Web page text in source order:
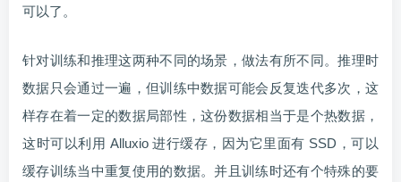
可以了。
针对训练和推理这两种不同的场景，做法有所不同。推理时
数据只会通过一遍，但训练中数据可能会反复迭代多次，这
样存在着一定的数据局部性，这份数据相当于是个热数据，
这时可以利用 Alluxio 进行缓存，因为它里面有 SSD，可以
缓存训练当中重复使用的数据。并且训练时还有个特殊的要